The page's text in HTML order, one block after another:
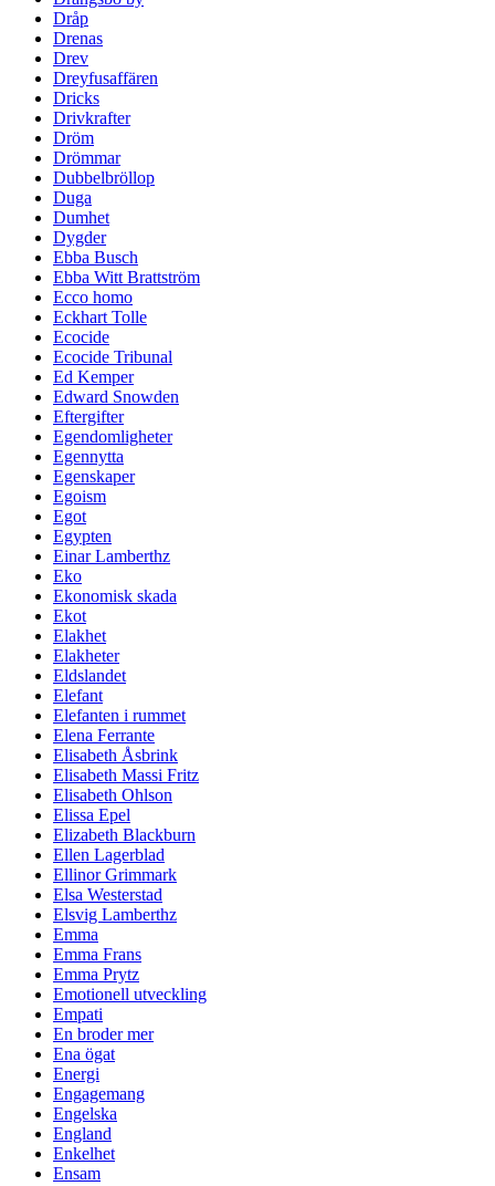
Dråp
Drenas
Drev
Dreyfusaffären
Dricks
Drivkrafter
Dröm
Drömmar
Dubbelbröllop
Duga
Dumhet
Dygder
Ebba Busch
Ebba Witt Brattström
Ecco homo
Eckhart Tolle
Ecocide
Ecocide Tribunal
Ed Kemper
Edward Snowden
Eftergifter
Egendomligheter
Egennytta
Egenskaper
Egoism
Egot
Egypten
Einar Lamberthz
Eko
Ekonomisk skada
Ekot
Elakhet
Elakheter
Eldslandet
Elefant
Elefanten i rummet
Elena Ferrante
Elisabeth Åsbrink
Elisabeth Massi Fritz
Elisabeth Ohlson
Elissa Epel
Elizabeth Blackburn
Ellen Lagerblad
Ellinor Grimmark
Elsa Westerstad
Elsvig Lamberthz
Emma
Emma Frans
Emma Prytz
Emotionell utveckling
Empati
En broder mer
Ena ögat
Energi
Engagemang
Engelska
England
Enkelhet
Ensam